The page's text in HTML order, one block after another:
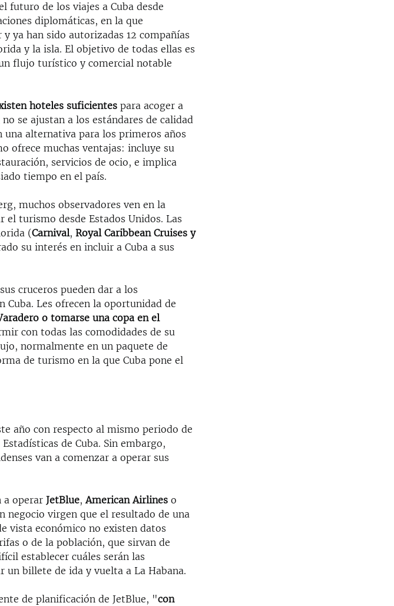
futuro de los viajes a Cuba desde
diplomáticas, en la que
ya han sido autorizadas 12 compañías
y la isla. El objetivo de todas ellas es
flujo turístico y comercial notable
hoteles suficientespara acoger a
se ajustan a los estándares de calidad
una alternativa para los primeros años
ofrece muchas ventajas: incluye su
servicios de ocio, e implica
tiempo en el país.
muchos observadores ven en la
turismo desde Estados Unidos. Las
(Carnival, Royal Caribbean Cruises y
su interés en incluir a Cuba a sus
cruceros pueden dar a los
Cuba. Les ofrecen la oportunidad de
o tomarse una copa en el
con todas las comodidades de su
normalmente en un paquete de
de turismo en la que Cuba pone el
año con respecto al mismo periodo de
de Cuba. Sin embargo,
van a comenzar a operar sus
a operarJetBlue,American Airlineso
negocio virgen que el resultado de una
vista económico no existen datos
o de la población, que sirvan de
establecer cuáles serán las
un billete de ida y vuelta a La Habana.
de planificación de JetBlue, "con